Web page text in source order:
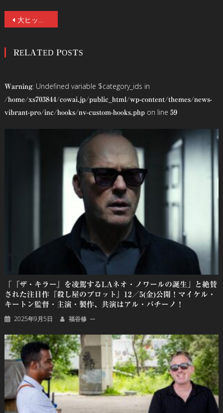
投
ナ
ゲ
ー
大ヒット映画『JOKER』のフィルムコンサートが日本初開催決定!! 監督トッド・フィリップスと音楽ヒドゥル・グドナドッティルのコメントも到着！
RELATED POSTS
Warning: Undefined variable $category_ids in
/home/xs703844/cowai.jp/public_html/wp-content/themes/news-
vibrant-pro/inc/hooks/nv-custom-hooks.phpon line 59
「『ザ・キラー』を凌駕するLAネオ・ノワールの誕生」と絶賛
された注目作『殺し屋のプロット』12／5(金)公開！マイケル・
キートン監督・主演・製作、共演はアル・パチーノ！
2025年9月5日 福谷修